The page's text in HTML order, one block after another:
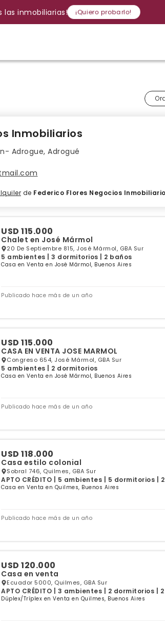
las inmobiliarias! ¡Quiero probarlo!
eliminar
Inmobiliarios
Adrogue, Adrogué
de Federico Flores Negocios
USD 115.000
Chalet en José Mármol
20 De Septiembre 815, José Mármol, GBA Sur
5 ambientes | 3 dormitorios | 2 baños
Casa en Venta en José Mármol, Buenos Aires
Publicado hace más de un año
USD 115.000
CASA EN VENTA JOSE MARMOL
Congreso 654, José Mármol, GBA Sur
5 ambientes | 2 dormitorios
Casa en Venta en José Mármol, Buenos Aires
Publicado hace más de un año
USD 118.000
Casa estilo colonial
Sobral 746, Quilmes, GBA Sur
APTO CRÉDITO | 5 ambientes | 5 dormitorios |
Casa en Venta en Quilmes, Buenos Aires
Publicado hace más de un año
USD 120.000
Casa en venta
Ecuador 5000, Quilmes, GBA Sur
APTO CRÉDITO | 3 ambientes | 2 dormitorios |
Dúplex/Tríplex en Venta en Quilmes, Buenos Aires